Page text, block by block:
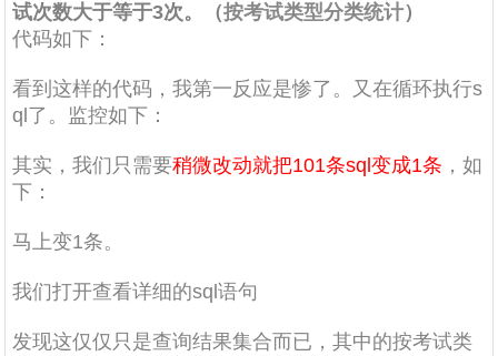
试次数大于等于3次。（按考试类型分类统计）
代码如下：
看到这样的代码，我第一反应是惨了。又在循环执行s
ql了。监控如下：
其实，我们只需要稍微改动就把101条sql变成1条 ，如
下：
马上变1条。
我们打开查看详细的sql语句
发现这仅仅只是查询结果集合而已，其中的按考试类